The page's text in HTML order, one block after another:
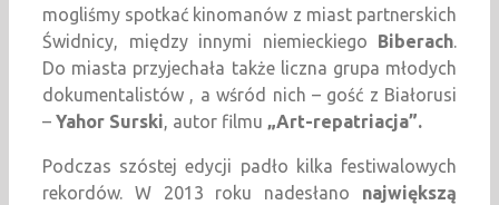
mogliśmy spotkać kinomanów z miast partnerskich
Świdnicy, między innymi niemieckiego Biberach.
Do miasta przyjechała także liczna grupa młodych
dokumentalistów , a wśród nich – gość z Białorusi
– Yahor Surski, autor filmu „Art-repatriacja”.
Podczas szóstej edycji padło kilka festiwalowych
rekordów. W 2013 roku nadesłano największą